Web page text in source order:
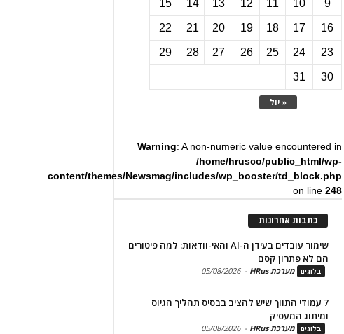
« יול
9
10
11
12
13
14
15
16
17
18
19
20
21
22
23
24
25
26
27
28
29
30
31
Warning: A non-numeric value encountered in
/home/hrusco/public_html/wp-
content/themes/Newsmag/includes/wp_booster/td_block.php
on line248
כתבות אחרונות
שימור עובדים בעידן ה-AI והאי-וודאות: למה פיטורים
הם לא פתרון קסם
בלוגים מערכת HRus -
05/08/2026
7 עמודי התווך שיש להציב בבסיס תהליך הגיוס
ומיתוג המעסיק
בלוגים מערכת HRus -
05/08/2026